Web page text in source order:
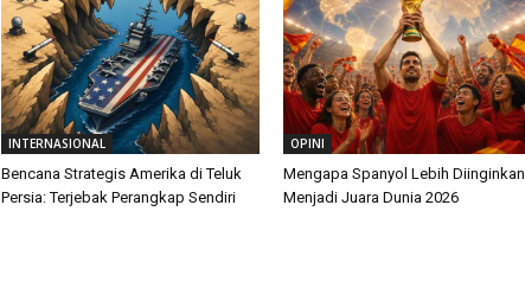
INTERNASIONAL
Bencana Strategis Amerika di Teluk
Persia: Terjebak Perangkap Sendiri
OPINI
Mengapa Spanyol Lebih Diinginkan
Menjadi Juara Dunia 2026